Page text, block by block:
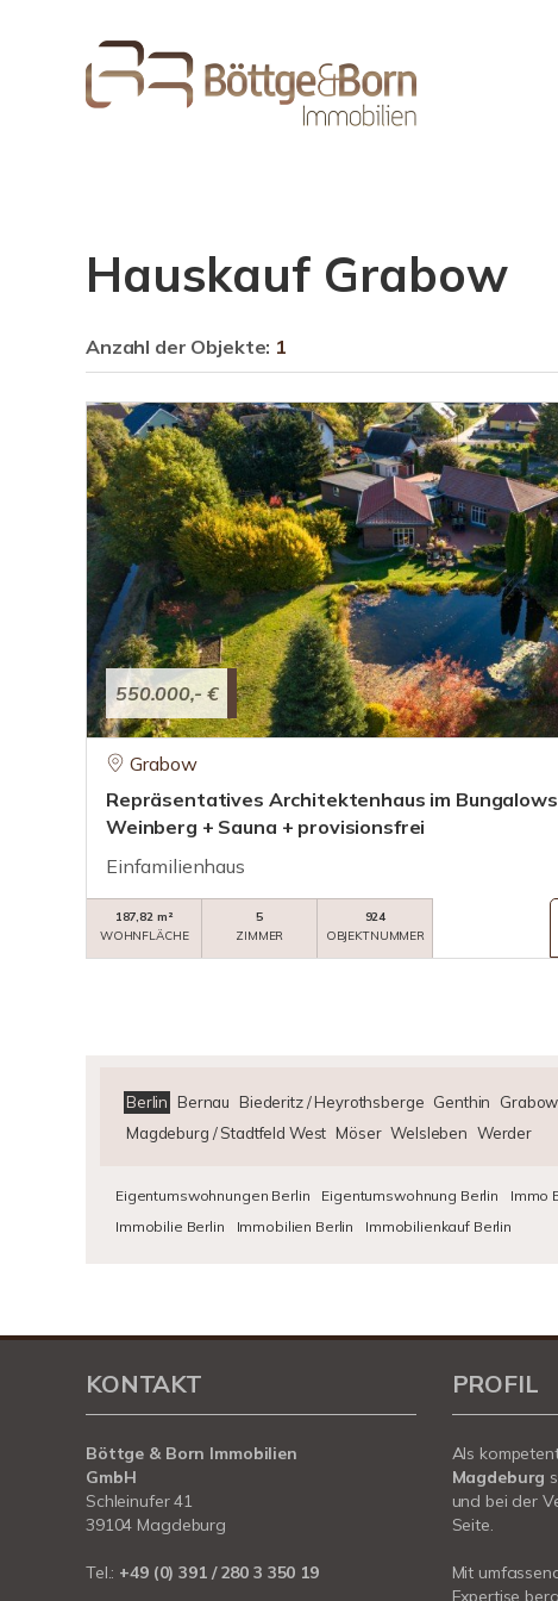
Hauskauf Grabow
Anzahl der Objekte: 1
550.000,- €
Grabow
Repräsentatives Architektenhaus im
Weinberg + Sauna + provisionsfrei
Einfamilienhaus
187,82 m²
WOHNFLÄCHE
5
ZIMMER
924
OBJEKTNUMMER
Berlin Bernau Biederitz / Heyrothsberge Genthin Grabow
Magdeburg / Stadtfeld West Möser Welsleben Werder
Eigentumswohnungen Berlin Eigentumswohnung Berlin Immo
Immobilie Berlin
Immobilien Berlin Immobilienkauf Berlin
KONTAKT
Böttge & Born Immobilien
GmbH
Schleinufer 41
39104 Magdeburg
Tel.: +49 (0) 391 / 280 3 350 19
PROFIL
Als
Magdeburg
und bei der
Seite.
Mit
Expertise